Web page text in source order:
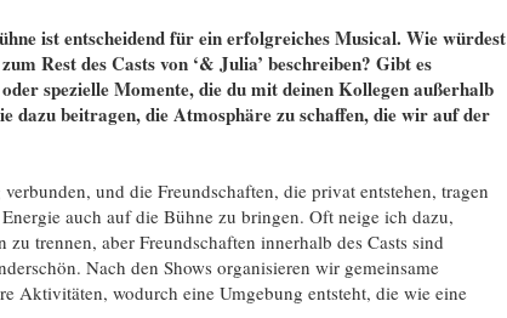
ist entscheidend für ein erfolgreiches Musical. Wie würdest
Rest des Casts von ‘& Julia’ beschreiben? Gibt es
spezielle Momente, die du mit deinen Kollegen außerhalb
dazu beitragen, die Atmosphäre zu schaffen, die wir auf der
verbunden, und die Freundschaften, die privat entstehen, tragen
auch auf die Bühne zu bringen. Oft neige ich dazu,
zu trennen, aber Freundschaften innerhalb des Casts sind
Nach den Shows organisieren wir gemeinsame
Aktivitäten, wodurch eine Umgebung entsteht, die wie eine